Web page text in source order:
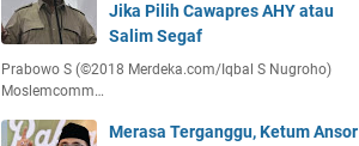
Jika Pilih Cawapres AHY atau
Salim Segaf
Prabowo S (©2018 Merdeka.com/Iqbal S Nugroho)
Moslemcomm…
Merasa Terganggu, Ketum Ansor